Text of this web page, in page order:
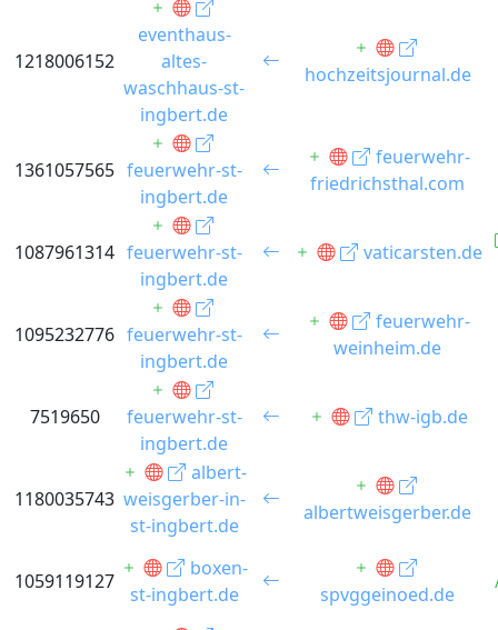
1218006152
eventhaus-
altes-
waschhaus-st-
ingbert.de
hochzeitsjournal.de
1361057565 feuerwehr-st-
ingbert.de
feuerwehr-
friedrichsthal.com
1087961314 feuerwehr-st-
ingbert.de
vaticarsten.de
1095232776 feuerwehr-st-
ingbert.de
feuerwehr-
weinheim.de
7519650
feuerwehr-st-
ingbert.de
thw-igb.de
1180035743
albert-
weisgerber-in-
st-ingbert.de
albertweisgerber.de
1059119127
boxen-
st-ingbert.de
spvggeinoed.de